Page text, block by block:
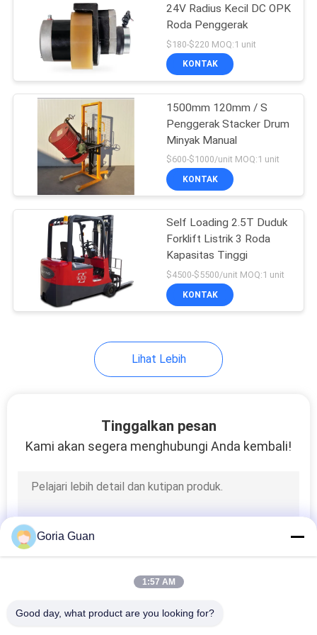
Forklift yang
Dioperasikan
dengan Baterai
Meja Angkat
Gunting Hidrolik
Pengangkat Drum
Stacker Gulung
Kertas
24V Radius Kecil DC OPK
Roda Penggerak
$180-$220 MOQ:1 unit
KONTAK
1500mm 120mm / S
Penggerak Stacker Drum
Minyak Manual
$600-$1000/unit MOQ:1 unit
KONTAK
Self Loading 2.5T Duduk
Forklift Listrik 3 Roda
Kapasitas Tinggi
$4500-$5500/unit MOQ:1 unit
KONTAK
Lihat Lebih
Tinggalkan pesan
Kami akan segera menghubungi Anda kembali!
Goria Guan
1:57 AM
Good day, what product are you looking for?